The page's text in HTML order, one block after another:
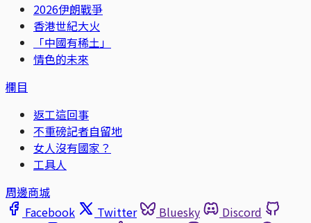
2026伊朗戰爭
香港世紀大火
「中國有稀土」
情色的未來
欄目
返工這回事
不重磅記者自留地
女人沒有國家？
工具人
周邊商城
Facebook
Twitter Bluesky
Discord